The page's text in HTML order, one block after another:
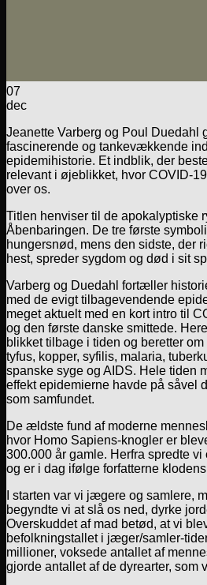
07
dec
Jeanette Varberg og Poul Duedahl
fascinerende og tankevækkende
epidemihistorie. Et indblik, der
relevant i øjeblikket, hvor COVID-
over os.
Titlen henviser til de apokalyptiske
Åbenbaringen. De tre første
hungersnød, mens den sidste, der
hest, spreder sygdom og død i sit
Varberg og Duedahl fortæller
med de evigt tilbagevendende
meget aktuelt med en kort intro til
og den første danske smittede.
blikket tilbage i tiden og beretter
tyfus, kopper, syfilis, malaria,
spanske syge og AIDS. Hele tiden
effekt epidemierne havde på såvel
som samfundet.
De ældste fund af moderne
hvor Homo Sapiens-knogler er
300.000 år gamle. Herfra spredte
og er i dag ifølge forfatterne
I starten var vi jægere og samlere,
begyndte vi at slå os ned, dyrke
Overskuddet af mad betød, at vi
befolkningstallet i jæger/samler-
millioner, voksede antallet af
gjorde antallet af de dyrearter, som